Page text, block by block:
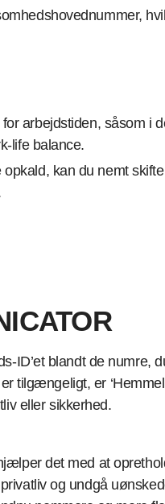
arbejdstiden, såsom i
life balance.
kan du nemt
ID’et blandt de numre,
tilgængeligt, er
eller sikkerhed.
det med at
og undgå